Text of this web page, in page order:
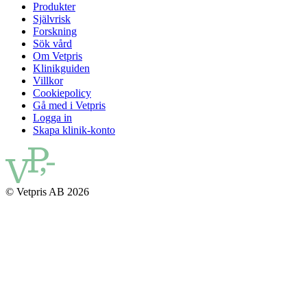
Produkter
Självrisk
Forskning
Sök vård
Om Vetpris
Klinikguiden
Villkor
Cookiepolicy
Gå med i Vetpris
Logga in
Skapa klinik-konto
© Vetpris AB 2026